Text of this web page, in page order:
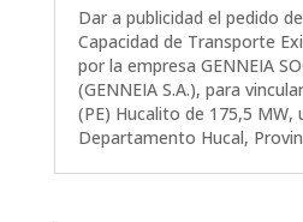
Dar a publicidad el pedido
Capacidad de Transporte
por la empresa GENNEIA
(GENNEIA S.A.), para
(PE) Hucalito de 175,5 MW,
Departamento Hucal,